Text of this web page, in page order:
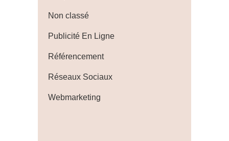
Non classé
Publicité En Ligne
Référencement
Réseaux Sociaux
Webmarketing